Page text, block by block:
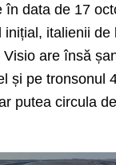
data de 17
italienii de
are însă
și pe tronsonul
putea circula